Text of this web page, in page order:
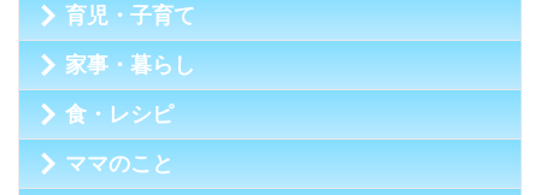
育児・子育て
家事・暮らし
食・レシピ
ママのこと